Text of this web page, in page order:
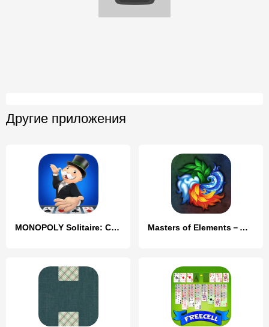
Другие приложения
MONOPOLY Solitaire: Card Games Masters of Elements－Online CCG